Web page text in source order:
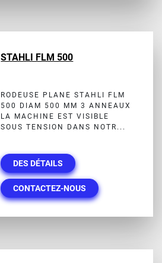
STAHLI FLM 500
RODEUSE PLANE STAHLI FLM
500 DIAM 500 MM 3 ANNEAUX
LA MACHINE EST VISIBLE
SOUS TENSION DANS NOTR...
DES DÉTAILS
CONTACTEZ-NOUS